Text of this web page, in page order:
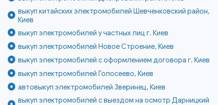
выкуп китайских электромобилей Шевченковский район,
Киев
выкуп электромобилей у частных лиц г. Киев
выкуп электромобилей Новое Строение, Киев
выкуп электромобилей с оформлением договора г. Киев
выкуп электромобилей Голосеево, Киев
автовыкуп электромобилей Зверинец, Киев
выкуп электромобилей с выездом на осмотр Дарницкий